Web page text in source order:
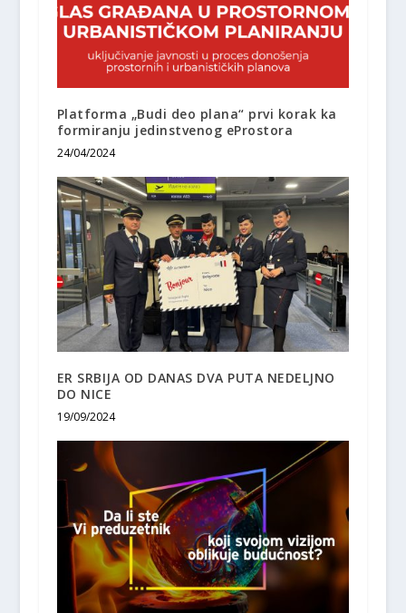
Platforma „Budi deo plana“ prvi korak ka
formiranju jedinstvenog eProstora
24/04/2024
ER SRBIJA OD DANAS DVA PUTA NEDELJNO
DO NICE
19/09/2024